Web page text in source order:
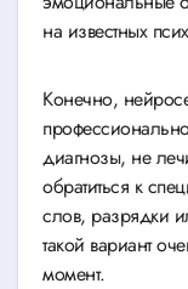
на известных
Конечно,
диагнозы, не
обратиться к
слов, разрядки
такой вариант
момент.